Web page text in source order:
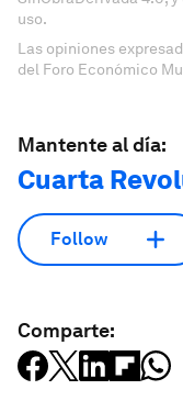
uso.
Las opiniones
del Foro Económico
Mantente al día:
Cuarta
Follow
Comparte: